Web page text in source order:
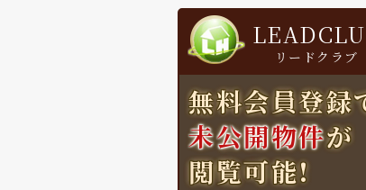
リードクラブ
無料会員登録
未公開物件が
閲覧可能!